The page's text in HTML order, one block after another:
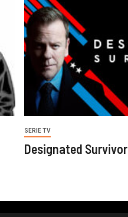
SERIE TV
Designated Survivor